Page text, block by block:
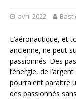
avril 2022
L’aéronautique, et
ancienne, ne peut
passionnés. Des
l’énergie, de
pourraient paraitre
des passionnés